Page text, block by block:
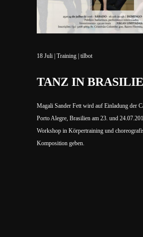
18 Juli | Training | tilbot
TANZ IN
Magali Sander Fett wird auf Einladung der
Porto Alegre, Brasilien am 23. und
Workshop in Körpertraining und
Komposition geben.